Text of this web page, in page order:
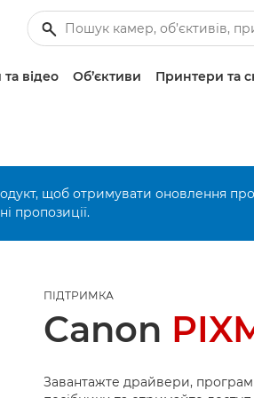
відео Об’єктиви Принтери та
щоб отримувати оновлення
пропозиції.
ПІДТРИМКА
Canon
Завантажте драйвери,